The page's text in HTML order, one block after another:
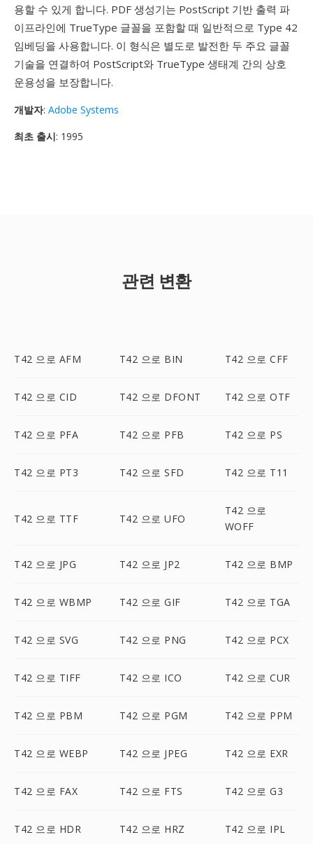
용할 수 있게 합니다. PDF 생성기는 PostScript 기반 출력 파
이프라인에 TrueType 글꼴을 포함할 때 일반적으로 Type 42
임베딩을 사용합니다. 이 형식은 별도로 발전한 두 주요 글꼴
기술을 연결하여 PostScript와 TrueType 생태계 간의 상호
운용성을 보장합니다.
개발자: Adobe Systems
최초 출시: 1995
관련 변환
T42 으로 AFM T42 으로 BIN T42 으로 CFF
T42 으로 CID T42 으로 DFONT T42 으로 OTF
T42 으로 PFA T42 으로 PFB T42 으로 PS
T42 으로 PT3 T42 으로 SFD T42 으로 T11
T42 으로 TTF T42 으로 UFO
T42 으로
WOFF
T42 으로 JPG T42 으로 JP2 T42 으로 BMP
T42 으로 WBMP T42 으로 GIF T42 으로 TGA
T42 으로 SVG T42 으로 PNG T42 으로 PCX
T42 으로 TIFF T42 으로 ICO T42 으로 CUR
T42 으로 PBM T42 으로 PGM T42 으로 PPM
T42 으로 WEBP T42 으로 JPEG T42 으로 EXR
T42 으로 FAX T42 으로 FTS T42 으로 G3
T42 으로 HDR T42 으로 HRZ T42 으로 IPL